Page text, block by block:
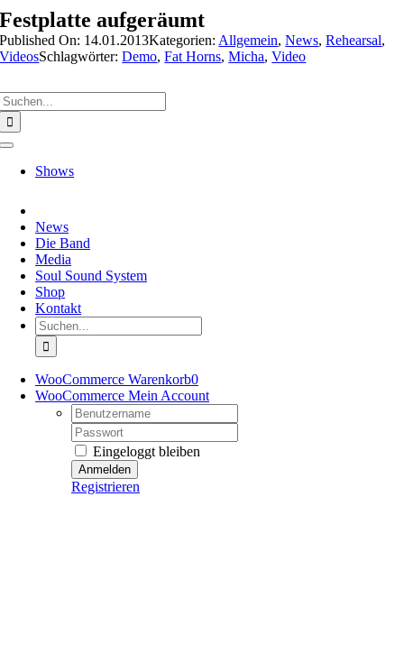
Zum
Inhalt
springen
Toggle
NavigationShows
News
Die Band
Media
Soul Sound System
Shop
Kontakt
Suche
nach:
WooCommerce Warenkorb0
WooCommerce Mein Account
Username:
Password:
Eingeloggt bleiben
Registrieren
Festplatte aufgeräumt
Published On: 14.01.2013Kategorien: Allgemein,News,Rehearsal,
VideosSchlagwörter:Demo,Fat Horns,Micha,Video